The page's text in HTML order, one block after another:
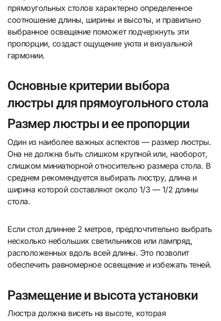
прямоугольных столов характерно определенное
соотношение длины, ширины и высоты, и правильно
выбранное освещение поможет подчеркнуть эти
пропорции, создаст ощущение уюта и визуальной
гармонии.
Основные критерии выбора
люстры для прямоугольного стола
Размер люстры и ее пропорции
Один из наиболее важных аспектов — размер люстры.
Она не должна быть слишком крупной или, наоборот,
слишком миниатюрной относительно размера стола. В
среднем рекомендуется выбирать люстру, длина и
ширина которой составляют около 1/3 — 1/2 длины
стола.
Если стол длиннее 2 метров, предпочтительно выбрать
несколько небольших светильников или лампряд,
расположенных вдоль всей длины. Это позволит
обеспечить равномерное освещение и избежать теней.
Размещение и высота установки
Люстра должна висеть на высоте, которая